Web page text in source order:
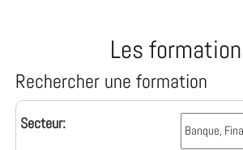
Les
Rechercher une formation
Secteur: